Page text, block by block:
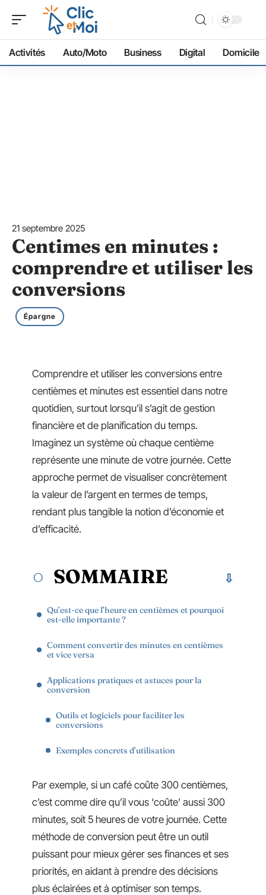
Activités Auto/Moto Business Digital Domicile
21 septembre 2025
Centimes en minutes :
comprendre et utiliser les
conversions
Épargne
Comprendre et utiliser les conversions entre
centièmes et minutes est essentiel dans notre
quotidien, surtout lorsqu’il s’agit de gestion
financière et de planification du temps.
Imaginez un système où chaque centième
représente une minute de votre journée. Cette
approche permet de visualiser concrètement
la valeur de l’argent en termes de temps,
rendant plus tangible la notion d’économie et
d’efficacité.
SOMMAIRE
Qu’est-ce que l’heure en centièmes et pourquoi
est-elle importante ?
Comment convertir des minutes en centièmes
et vice versa
Applications pratiques et astuces pour la
conversion
Outils et logiciels pour faciliter les
conversions
Exemples concrets d’utilisation
Par exemple, si un café coûte 300 centièmes,
c’est comme dire qu’il vous ‘coûte’ aussi 300
minutes, soit 5 heures de votre journée. Cette
méthode de conversion peut être un outil
puissant pour mieux gérer ses finances et ses
priorités, en aidant à prendre des décisions
plus éclairées et à optimiser son temps.